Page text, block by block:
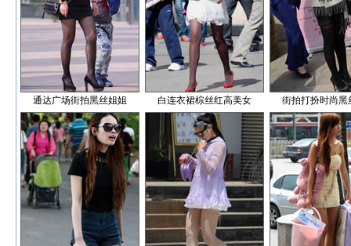
通达广场街拍黑丝姐姐 白连衣裙棕丝红高美女 街拍打扮时尚黑